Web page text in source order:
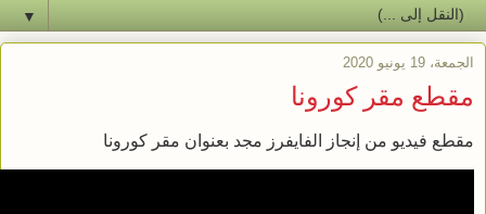
▼
الجمعة، 19 يونيو 2020
مقطع مقر كورونا
مقطع فيديو من إنجاز الفايفرز مجد بعنوان مقر كورونا